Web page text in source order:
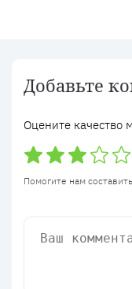
Добавьте
Оцените качество
Помогите нам